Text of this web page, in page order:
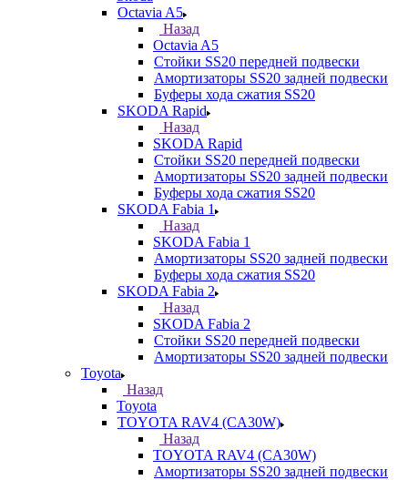
Octavia A5
Назад
Octavia A5
Стойки SS20 передней подвески
Амортизаторы SS20 задней подвески
Буферы хода сжатия SS20
SKODA Rapid
Назад
SKODA Rapid
Стойки SS20 передней подвески
Амортизаторы SS20 задней подвески
Буферы хода сжатия SS20
SKODA Fabia 1
Назад
SKODA Fabia 1
Амортизаторы SS20 задней подвески
Буферы хода сжатия SS20
SKODA Fabia 2
Назад
SKODA Fabia 2
Стойки SS20 передней подвески
Амортизаторы SS20 задней подвески
Toyota
Назад
Toyota
TOYOTA RAV4 (CA30W)
Назад
TOYOTA RAV4 (CA30W)
Амортизаторы SS20 задней подвески